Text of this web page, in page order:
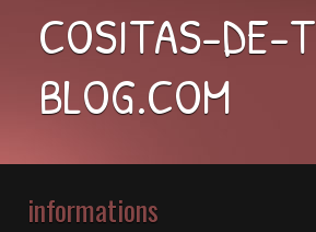
COSITAS-DE-
BLOG.COM
informations